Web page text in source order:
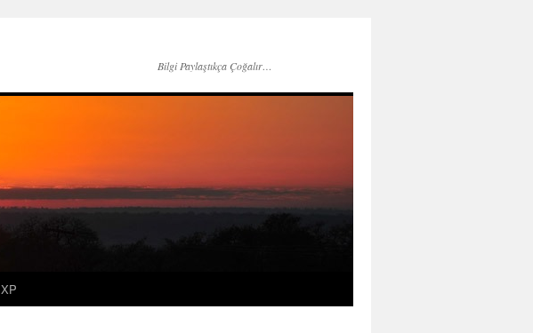
Bilgi Paylaştıkça Çoğalır…